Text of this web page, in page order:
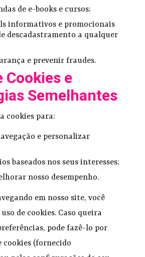
de e-books e cursos;
informativos e promocionais
descadastramento a qualquer
e prevenir fraudes.
Cookies e
Semelhantes
cookies para:
e personalizar
baseados nos seus interesses;
nosso desempenho.
em nosso site, você
de cookies. Caso queira
pode fazê-lo por
cookies (fornecido